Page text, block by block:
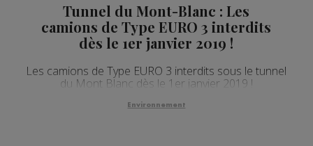
Tunnel du Mont-Blanc : Les
camions de Type EURO 3 interdits
dès le 1er janvier 2019 !
Les camions de Type EURO 3 interdits sous le tunnel
du Mont Blanc dès le 1er janvier 2019 !
Environnement